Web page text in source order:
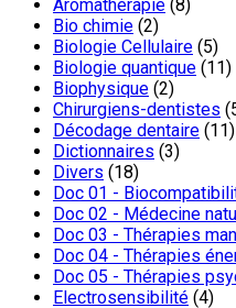
Aromathérapie (8)
Bio chimie (2)
Biologie Cellulaire (5)
Biologie quantique (11)
Biophysique (2)
Chirurgiens-dentistes
Décodage dentaire (11)
Dictionnaires (3)
Divers (18)
Doc 01 -
Doc 02 - Médecine
Doc 03 - Thérapies
Doc 04 - Thérapies
Doc 05 - Thérapies
Electrosensibilité (4)